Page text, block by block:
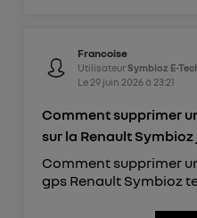
Francoise
UtilisateurSymbioz E-
Le 29 juin 2026à 23:21
Comment supprimer
sur la Renault Symbioz
Comment supprimer
gps Renault Symbioz